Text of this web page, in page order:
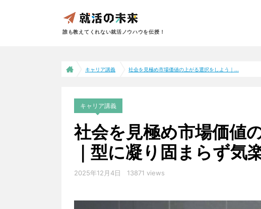
誰も教えてくれない就活ノウハウを伝授！
キャリア講義 社会を見極め市場価値の上がる選択をしよう｜...
キャリア講義
社会を見極め市場価値
｜型に凝り固まらず気
2025年12月4日 13871 views